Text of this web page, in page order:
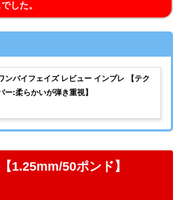
した。
ンバイフェイズ レビュー インプレ 【テク
ー:柔らかいが弾き重視】
1.25mm/50ポンド】